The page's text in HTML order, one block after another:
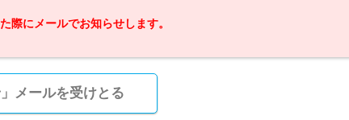
際にメールでお知らせします。
メールを受けとる